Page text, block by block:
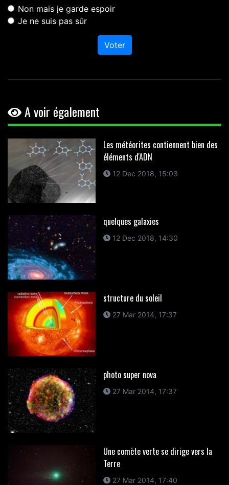
Non mais je garde espoir
Je ne suis pas sûr
Voter
A voir également
Les météorites contiennent bien des
éléments d'ADN
12 Dec 2018, 15:03
quelques galaxies
12 Dec 2018, 14:30
structure du soleil
27 Mar 2014, 17:37
photo super nova
27 Mar 2014, 17:37
Une comète verte se dirige vers la
Terre
27 Mar 2014, 17:40